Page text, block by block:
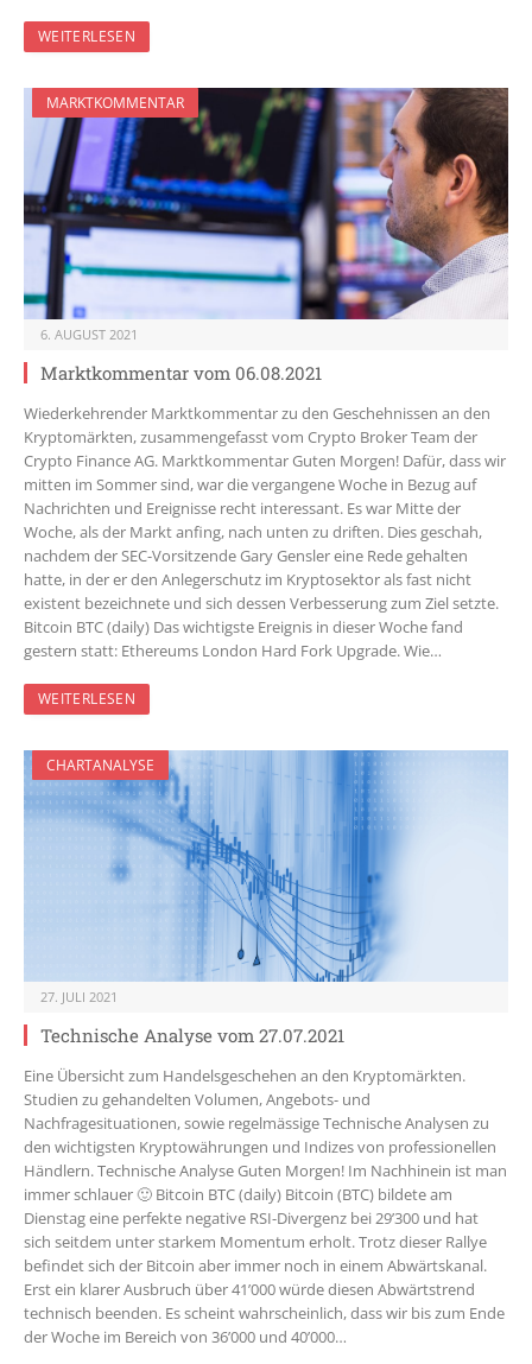
WEITERLESEN
MARKTKOMMENTAR
6. AUGUST 2021
Marktkommentar vom 06.08.2021
Wiederkehrender Marktkommentar zu den Geschehnissen an den
Kryptomärkten, zusammengefasst vom Crypto Broker Team der
Crypto Finance AG. Marktkommentar Guten Morgen! Dafür, dass wir
mitten im Sommer sind, war die vergangene Woche in Bezug auf
Nachrichten und Ereignisse recht interessant. Es war Mitte der
Woche, als der Markt anfing, nach unten zu driften. Dies geschah,
nachdem der SEC-Vorsitzende Gary Gensler eine Rede gehalten
hatte, in der er den Anlegerschutz im Kryptosektor als fast nicht
existent bezeichnete und sich dessen Verbesserung zum Ziel setzte.
Bitcoin BTC (daily) Das wichtigste Ereignis in dieser Woche fand
gestern statt: Ethereums London Hard Fork Upgrade. Wie…
WEITERLESEN
CHARTANALYSE
27. JULI 2021
Technische Analyse vom 27.07.2021
Eine Übersicht zum Handelsgeschehen an den Kryptomärkten.
Studien zu gehandelten Volumen, Angebots- und
Nachfragesituationen, sowie regelmässige Technische Analysen zu
den wichtigsten Kryptowährungen und Indizes von professionellen
Händlern. Technische Analyse Guten Morgen! Im Nachhinein ist man
immer schlauer 🙂 Bitcoin BTC (daily) Bitcoin (BTC) bildete am
Dienstag eine perfekte negative RSI-Divergenz bei 29’300 und hat
sich seitdem unter starkem Momentum erholt. Trotz dieser Rallye
befindet sich der Bitcoin aber immer noch in einem Abwärtskanal.
Erst ein klarer Ausbruch über 41’000 würde diesen Abwärtstrend
technisch beenden. Es scheint wahrscheinlich, dass wir bis zum Ende
der Woche im Bereich von 36’000 und 40’000…